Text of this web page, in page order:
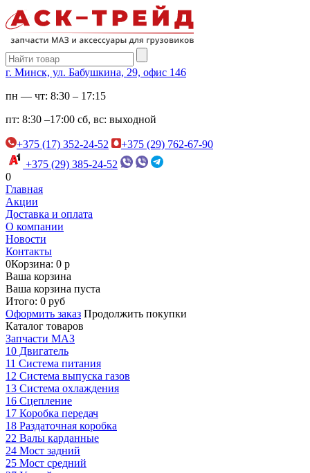
г. Минск, ул. Бабушкина, 29, офис 146
пн — чт: 8:30 – 17:15
пт: 8:30 –17:00 сб, вс: выходной
+375 (17) 352-24-52
+375 (29) 762-67-90
+375 (29) 385-24-52
0
Главная
Акции
Доставка и оплата
О компании
Новости
Контакты
0Корзина: 0 р
Ваша корзина
Ваша корзина пуста
Итого: 0 руб
Оформить заказ Продолжить покупки
Каталог товаров
Запчасти МАЗ
10 Двигатель
11 Система питания
12 Система выпуска газов
13 Система охлаждения
16 Сцепление
17 Коробка передач
18 Раздаточная коробка
22 Валы карданные
24 Мост задний
25 Мост средний